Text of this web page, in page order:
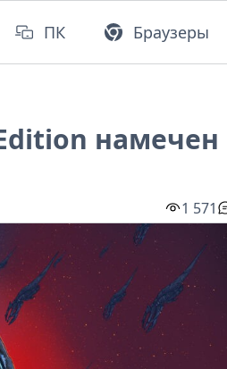
ПК Браузеры
намечен
1 571